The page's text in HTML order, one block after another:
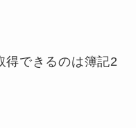
得できるのは簿記2